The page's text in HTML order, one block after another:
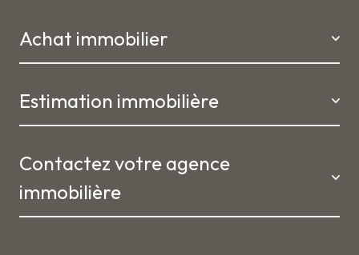
Achat immobilier
Vous recherchez un appartement, une maison ou une villa à
Toulouse et les alentours ? L’agence Corimo vous
ses environs, notamment sur les secteurs Côte Pavée,
Limayrac et l’est toulousain.
Estimation immobilière
Notre agence réalise votreestimation immobilière à
Toulouseet les alentours pour évaluer votre maison,
appartement ou villa au juste prix du marché. Grâce à
Contactez votre agence
immobilière